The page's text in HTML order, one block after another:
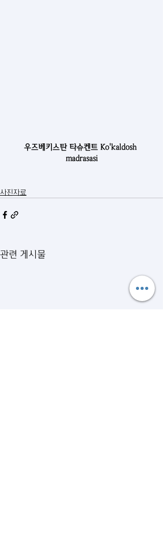
우즈베키스탄 타슈켄트 Ko'kaldosh
madrasasi
사진자료
관련 게시물